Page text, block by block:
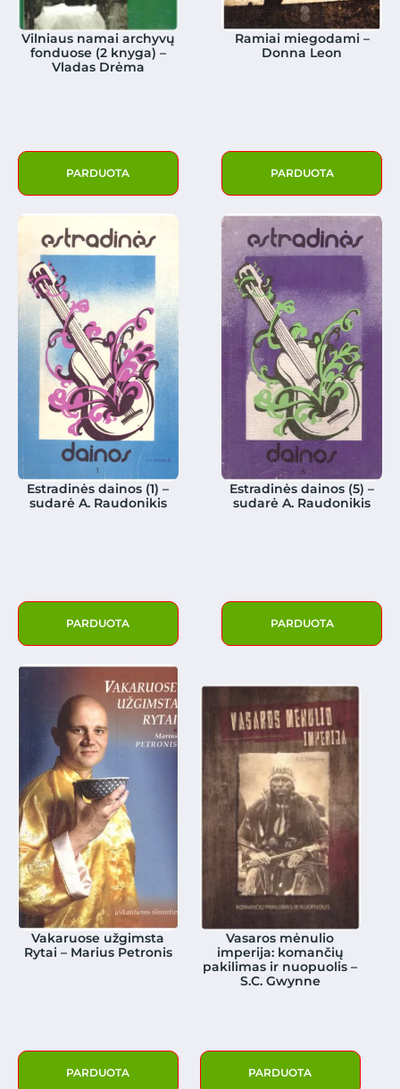
Vilniaus namai archyvų
fonduose (2 knyga) –
Vladas Drėma
PARDUOTA
Ramiai miegodami –
Donna Leon
PARDUOTA
Estradinės dainos (1) –
sudarė A. Raudonikis
PARDUOTA
Estradinės dainos (5) –
sudarė A. Raudonikis
PARDUOTA
Vakaruose užgimsta
Rytai – Marius Petronis
PARDUOTA
Vasaros mėnulio
imperija: komančių
pakilimas ir nuopuolis –
S.C. Gwynne
PARDUOTA